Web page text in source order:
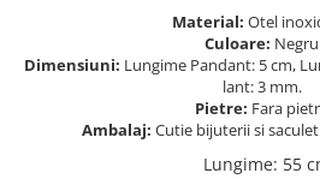
Material: Otel
Culoare: Negru
Dimensiuni: Lungime Pandant: 5 cm,
lant: 3 mm.
Pietre: Fara
Ambalaj: Cutie bijuterii si
Lungime: 55